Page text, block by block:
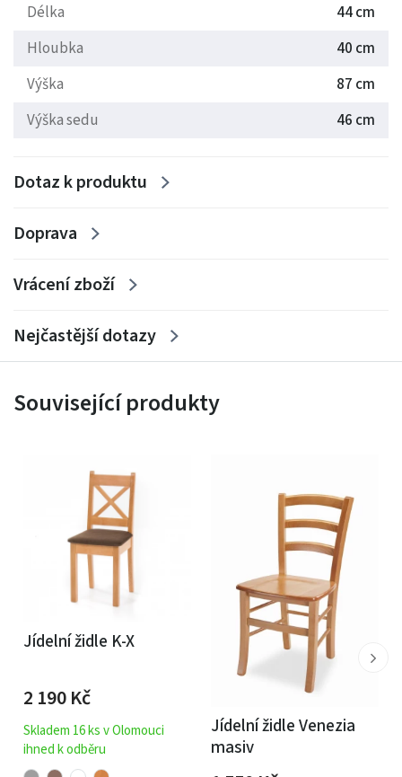
Délka
44 cm
Hloubka
40 cm
Výška
87 cm
Výška sedu
46 cm
Dotaz k produktu
Doprava
Vrácení zboží
Nejčastější dotazy
Související produkty
Jídelní židle K-X
2 190Kč
Skladem 16 ks v Olomouci
ihned k odběru
Jídelní židle Venezia
masiv